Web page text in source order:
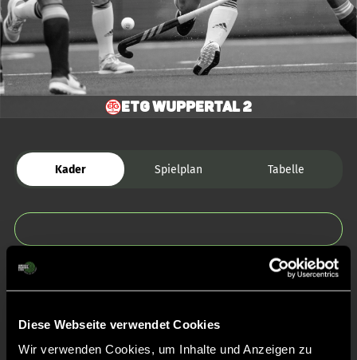
Diese Webseite verwendet Cookies
Wir verwenden Cookies, um Inhalte und Anzeigen zu
ETG Wuppertal 2
Kader Spielplan Tabelle